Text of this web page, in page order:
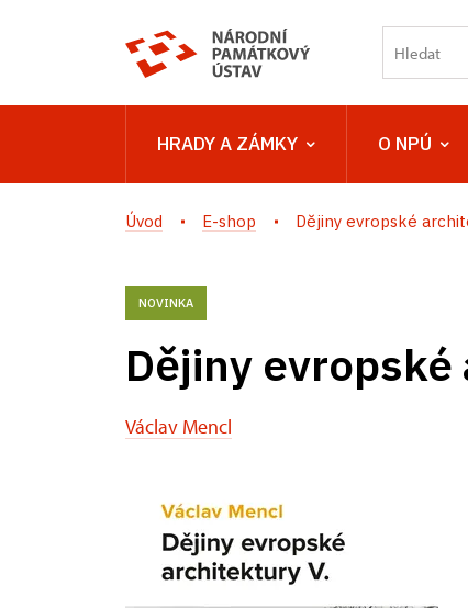
HRADY A ZÁMKY O NPÚ
Úvod E-shop Dějiny evropské
NOVINKA
Dějiny
Václav Mencl